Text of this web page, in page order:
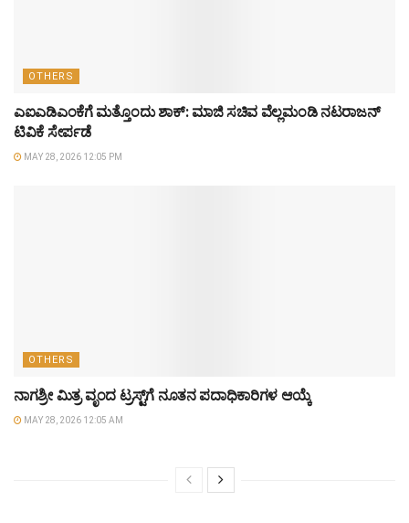
OTHERS
ಎಐಎಡಿಎಂಕೆಗೆ ಮತ್ತೊಂದು ಶಾಕ್: ಮಾಜಿ ಸಚಿವ ವೆಲ್ಲಮಂಡಿ ನಟರಾಜನ್
ಟಿವಿಕೆ ಸೇರ್ಪಡೆ
MAY 28, 2026 12:05 PM
OTHERS
ನಾಗಶ್ರೀ ಮಿತ್ರ ವೃಂದ ಟ್ರಸ್ಟ್‌ಗೆ ನೂತನ ಪದಾಧಿಕಾರಿಗಳ ಆಯ್ಕೆ
MAY 28, 2026 12:05 AM